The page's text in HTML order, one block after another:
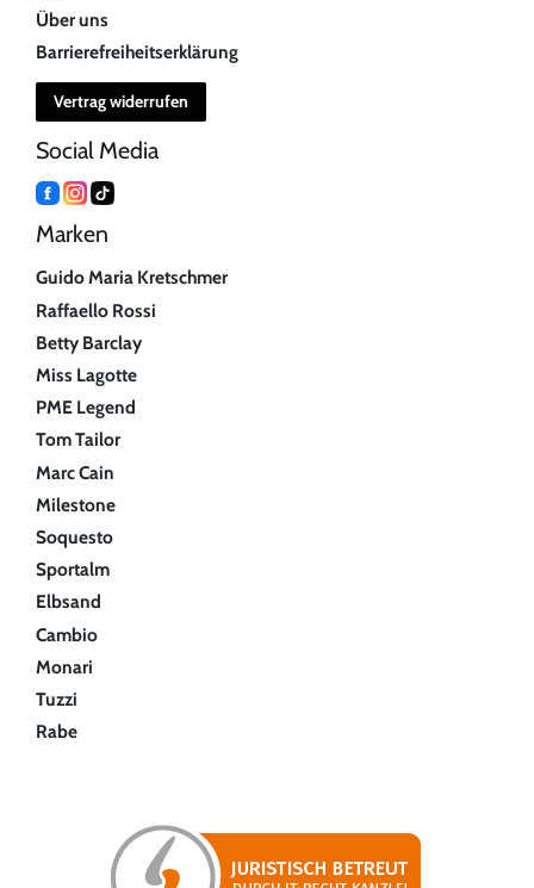
Über uns
Barrierefreiheitserklärung
Vertrag widerrufen
Social Media
Marken
Guido Maria Kretschmer
Raffaello Rossi
Betty Barclay
Miss Lagotte
PME Legend
Tom Tailor
Marc Cain
Milestone
Soquesto
Sportalm
Elbsand
Cambio
Monari
Tuzzi
Rabe